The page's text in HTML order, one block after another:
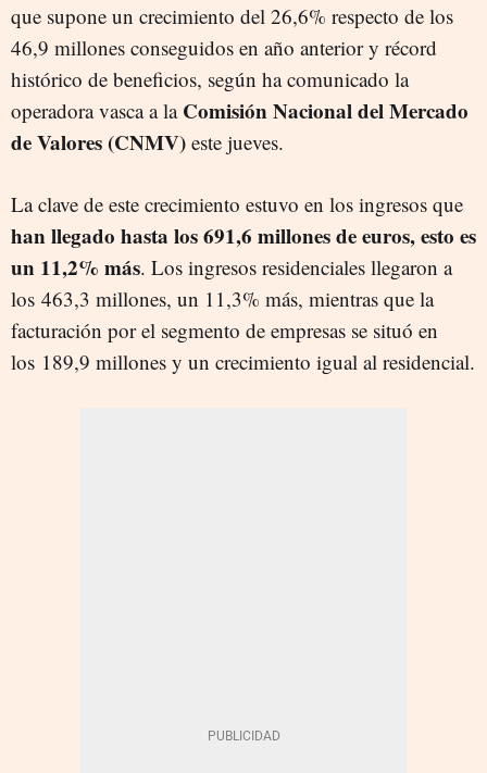
que supone un crecimiento del 26,6% respecto de los
46,9 millones conseguidos en año anterior y récord
histórico de beneficios, según ha comunicado la
operadora vasca a la Comisión Nacional del Mercado
de Valores (CNMV) este jueves.
La clave de este crecimiento estuvo en los ingresos que
han llegado hasta los 691,6 millones de euros, esto es
un 11,2% más. Los ingresos residenciales llegaron a
los 463,3 millones, un 11,3% más, mientras que la
facturación por el segmento de empresas se situó en
los 189,9 millones y un crecimiento igual al residencial.